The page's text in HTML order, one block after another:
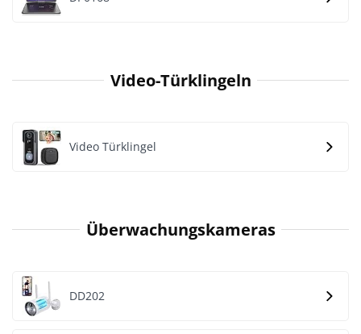
Video-Türklingeln
Video Türklingel
Überwachungskameras
DD202